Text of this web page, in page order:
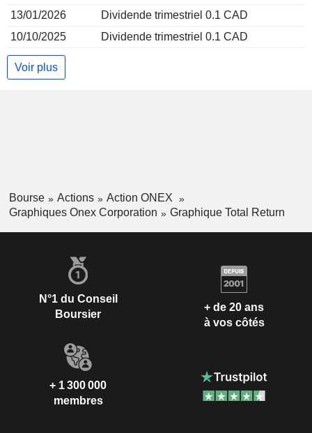
13/01/2026
Dividende trimestriel 0.1 CAD
10/10/2025
Dividende trimestriel 0.1 CAD
Voir plus
Bourse Actions
Action ONEX
Graphiques Onex Corporation
Graphique Total Return
N°1 du Conseil
Boursier
+ de 20 ans
à vos côtés
+ 1 300 000
membres